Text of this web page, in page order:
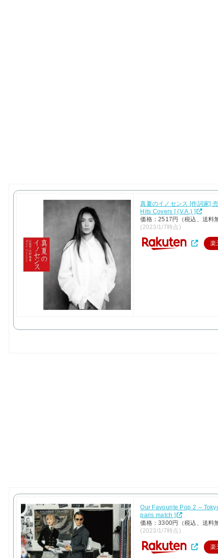
真夏のイノセンス [作詞家]
Hits Covers [ (V.A.) ]
価格：2517円（税込、送料
(2023/1/7時点)
楽
Our Favourite Pop 2 ～
paris match ]
価格：3300円（税込、送料
(2023/1/7時点)
楽